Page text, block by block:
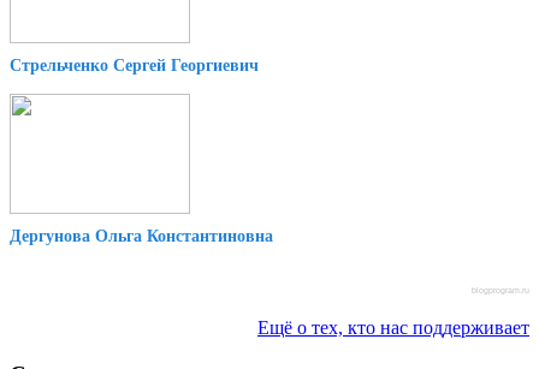
Стрельченко Сергей Георгиевич
Дергунова Ольга Константиновна
blogprogram.ru
Ещё о тех, кто нас поддерживает